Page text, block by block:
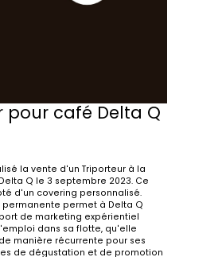
pour café Delta Q
la vente d'un Triporteur à la
Q le 3 septembre 2023. Ce
d'un covering personnalisé.
permet à Delta Q
de marketing expérientiel
dans sa flotte, qu'elle
manière récurrente pour ses
de dégustation et de promotion